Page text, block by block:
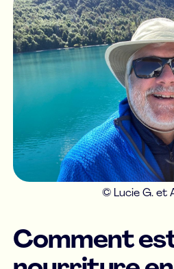
© Lucie G. et
Comment